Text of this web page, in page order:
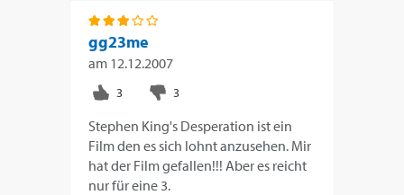
gg23me
am 12.12.2007
Stephen King's Desperation ist ein
Film den es sich lohnt anzusehen. Mir
hat der Film gefallen!!! Aber es reicht
nur für eine 3.